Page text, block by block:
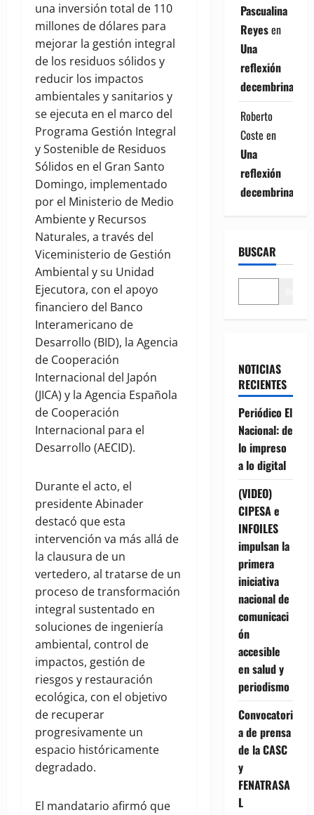
una inversión total de 110
millones de dólares para
mejorar la gestión integral
de los residuos sólidos y
reducir los impactos
ambientales y sanitarios y
se ejecuta en el marco del
Programa Gestión Integral
y Sostenible de Residuos
Sólidos en el Gran Santo
Domingo, implementado
por el Ministerio de Medio
Ambiente y Recursos
Naturales, a través del
Viceministerio de Gestión
Ambiental y su Unidad
Ejecutora, con el apoyo
financiero del Banco
Interamericano de
Desarrollo (BID), la Agencia
de Cooperación
Internacional del Japón
(JICA) y la Agencia Española
de Cooperación
Internacional para el
Desarrollo (AECID).
Durante el acto, el
presidente Abinader
destacó que esta
intervención va más allá de
la clausura de un
vertedero, al tratarse de un
proceso de transformación
integral sustentado en
soluciones de ingeniería
ambiental, control de
impactos, gestión de
riesgos y restauración
ecológica, con el objetivo
de recuperar
progresivamente un
espacio históricamente
degradado.
El mandatario afirmó que
Pascualina
Reyesen
Una
reflexión
decembrina
Roberto
Coste en
Una
reflexión
decembrina
BUSCAR
NOTICIAS
RECIENTES
Periódico El
Nacional: de
lo impreso
a lo digital
(VIDEO)
CIPESA e
INFOILES
impulsan la
primera
iniciativa
nacional de
comunicaci
ón
accesible
en salud y
periodismo
Convocatori
a de prensa
de la CASC
y
FENATRASA
L